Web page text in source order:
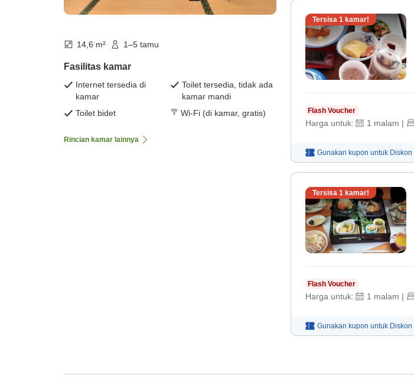
14,6 m² 1–5 tamu
Fasilitas kamar
Internet tersedia di
kamar
Toilet tersedia, tidak ada
kamar mandi
Toilet bidet
Wi-Fi (di kamar, gratis)
Rincian kamar lainnya
Tersisa 1 kamar!
Flash Voucher
Harga untuk: 1 malam |
Gunakan kupon untuk Diskon
Tersisa 1 kamar!
Flash Voucher
Harga untuk: 1 malam |
Gunakan kupon untuk Diskon